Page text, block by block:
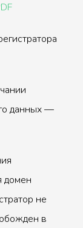
данных —
домен
не
в